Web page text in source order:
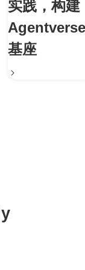
实践，构建
Agentverse
基座